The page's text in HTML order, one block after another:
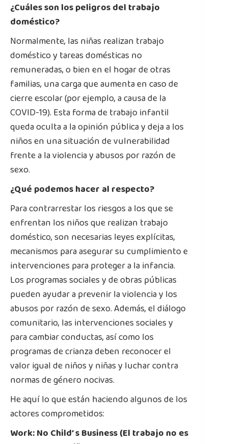
¿Cuáles son los peligros del trabajo
doméstico?
Normalmente, las niñas realizan trabajo
doméstico y tareas domésticas no
remuneradas, o bien en el hogar de otras
familias, una carga que aumenta en caso de
cierre escolar (por ejemplo, a causa de la
COVID-19). Esta forma de trabajo infantil
queda oculta a la opinión pública y deja a los
niños en una situación de vulnerabilidad
frente a la violencia y abusos por razón de
sexo.
¿Qué podemos hacer al respecto?
Para contrarrestar los riesgos a los que se
enfrentan los niños que realizan trabajo
doméstico, son necesarias leyes explícitas,
mecanismos para asegurar su cumplimiento e
intervenciones para proteger a la infancia.
Los programas sociales y de obras públicas
pueden ayudar a prevenir la violencia y los
abusos por razón de sexo. Además, el diálogo
comunitario, las intervenciones sociales y
para cambiar conductas, así como los
programas de crianza deben reconocer el
valor igual de niños y niñas y luchar contra
normas de género nocivas.
He aquí lo que están haciendo algunos de los
actores comprometidos:
Work: No Child’ s Business (El trabajo no es